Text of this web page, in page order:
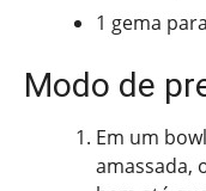
1 gema
Modo de
Em um
amassada,